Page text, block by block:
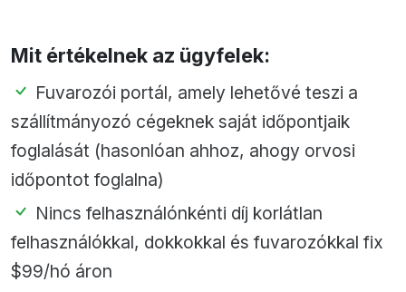
Mit értékelnek az ügyfelek:
Fuvarozói portál, amely lehetővé teszi a
szállítmányozó cégeknek saját időpontjaik
foglalását (hasonlóan ahhoz, ahogy orvosi
időpontot foglalna)
Nincs felhasználónkénti díj korlátlan
felhasználókkal, dokkokkal és fuvarozókkal fix
$99/hó áron